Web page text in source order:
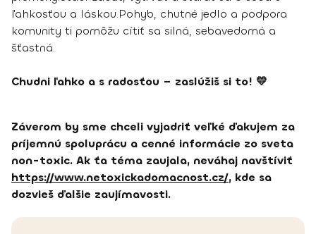
ľahkosťou a láskou.Pohyb, chutné jedlo a podpora
komunity ti pomôžu cítiť sa silná, sebavedomá a
šťastná.
Chudni ľahko a s radosťou – zaslúžiš si to! 💛
Záverom by sme chceli vyjadriť veľké ďakujem za
príjemnú spoluprácu a cenné informácie zo sveta
non-toxic. Ak ťa téma zaujala, neváhaj navštíviť
https://www.netoxickadomacnost.cz/, kde sa
dozvieš ďalšie zaujímavosti.